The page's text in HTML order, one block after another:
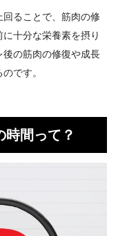
ることで、筋肉の修
十分な栄養素を摂り
の筋肉の修復や成長
です。
時間って？